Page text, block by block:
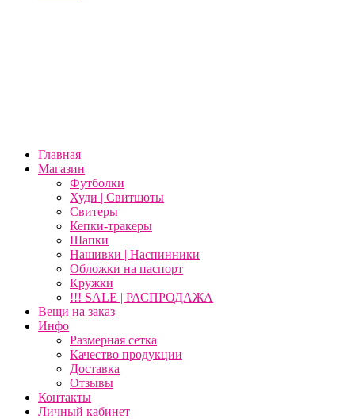
Главная
Магазин
Футболки
Худи | Свитшоты
Свитеры
Кепки-тракеры
Шапки
Нашивки | Наспинники
Обложки на паспорт
Кружки
!!! SALE | РАСПРОДАЖА
Вещи на заказ
Инфо
Размерная сетка
Качество продукции
Доставка
Отзывы
Контакты
Личный кабинет